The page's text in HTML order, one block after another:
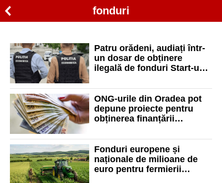
fonduri
Patru orădeni, audiați într-
un dosar de obținere
ilegală de fonduri Start-up
două case de 1.000.000 de
euro
ONG-urile din Oradea pot
depune proiecte pentru
obținerea finanțării
este bugetul alocat
Fonduri europene și
naționale de milioane de
euro pentru fermierii